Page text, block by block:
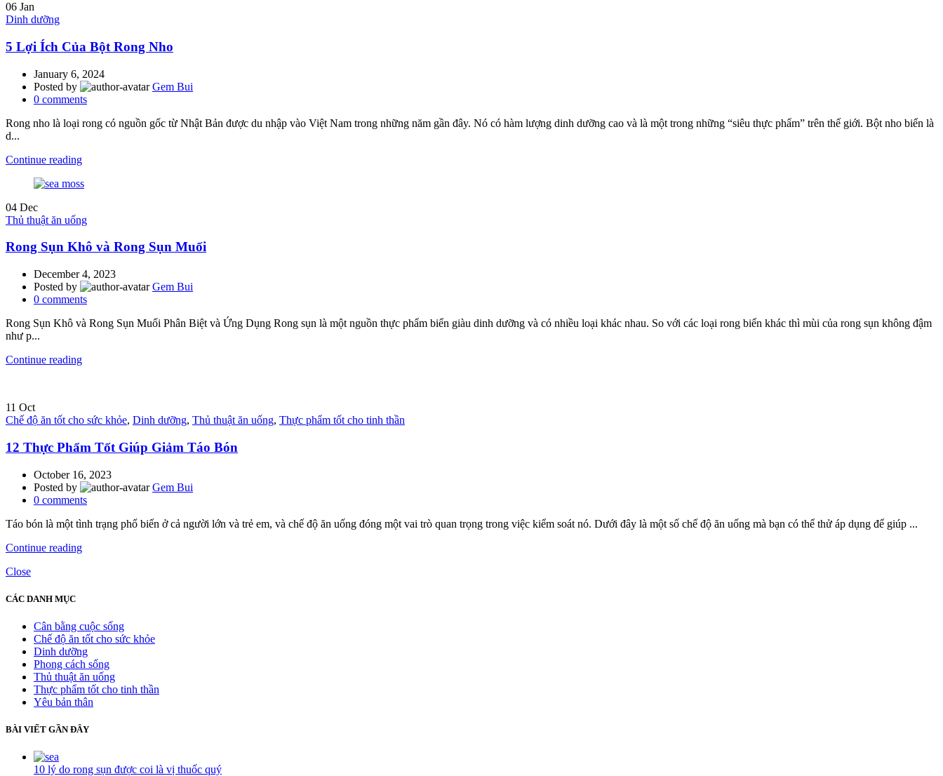
06 Jan
Dinh dưỡng
5 Lợi Ích Của Bột Rong Nho
January 6, 2024
Posted by
Gem Bui
0 comments
Rong nho là loại rong có nguồn gốc từ Nhật Bản được du nhập vào Việt Nam trong những năm gần đây. Nó có hàm lượng dinh dưỡng cao và là một trong những “siêu thực phẩm” trên thế giới. Bột nho biển là
d...
Continue reading
04 Dec
Thủ thuật ăn uống
Rong Sụn Khô và Rong Sụn Muối
December 4, 2023
Posted by
Gem Bui
0 comments
Rong Sụn Khô và Rong Sụn Muối Phân Biệt và Ứng Dụng Rong sụn là một nguồn thực phẩm biển giàu dinh dưỡng và có nhiều loại khác nhau. So với các loại rong biển khác thì mùi của rong sụn không đậm
như p...
Continue reading
11 Oct
Chế độ ăn tốt cho sức khỏe, Dinh dưỡng, Thủ thuật ăn uống, Thực phẩm tốt cho tinh thần
12 Thực Phẩm Tốt Giúp Giảm Táo Bón
October 16, 2023
Posted by
Gem Bui
0 comments
Táo bón là một tình trạng phổ biến ở cả người lớn và trẻ em, và chế độ ăn uống đóng một vai trò quan trọng trong việc kiểm soát nó. Dưới đây là một số chế độ ăn uống mà bạn có thể thử áp dụng để giúp ...
Continue reading
Close
CÁC DANH MỤC
Cân bằng cuộc sống
Chế độ ăn tốt cho sức khỏe
Dinh dưỡng
Phong cách sống
Thủ thuật ăn uống
Thực phẩm tốt cho tinh thần
Yêu bản thân
BÀI VIẾT GẦN ĐÂY
10 lý do rong sụn được coi là vị thuốc quý